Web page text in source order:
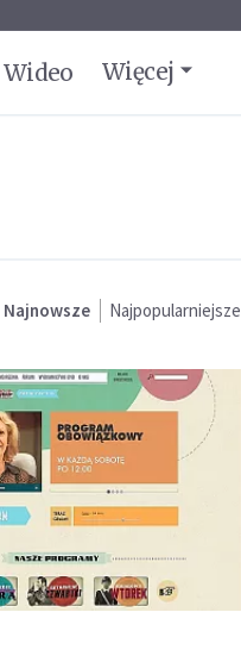
Wideo Więcej
Najnowsze Najpopularniejsze